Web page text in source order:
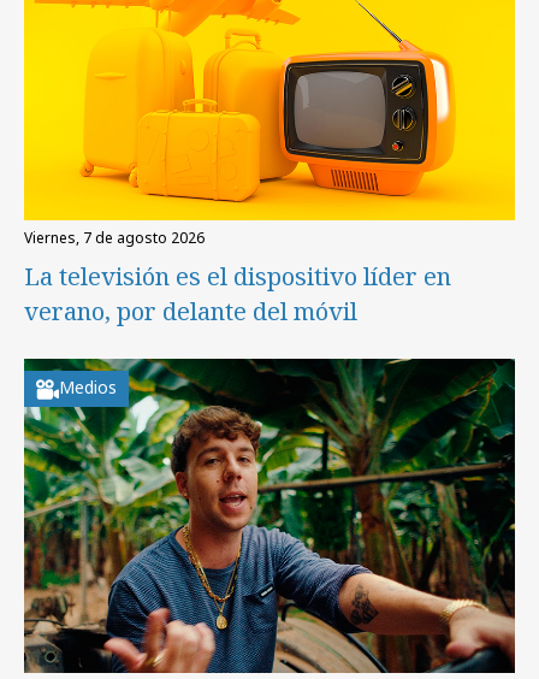
viernes, 7 de agosto 2026
La televisión es el dispositivo líder en
verano, por delante del móvil
Medios